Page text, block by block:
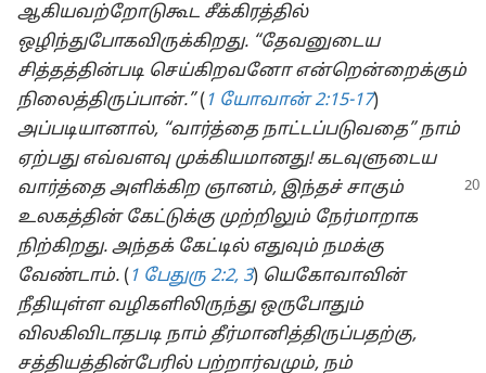
ஆகியவற்றோடுகூட சீக்கிரத்தில்
ஒழிந்துபோகவிருக்கிறது. “தேவனுடைய
சித்தத்தின்படி செய்கிறவனோ என்றென்றைக்கும்
நிலைத்திருப்பான்.”( 1 யோவான் 2:15-17)
அப்படியானால், “வார்த்தை நாட்டப்படுவதை” நாம்
ஏற்பது எவ்வளவு முக்கியமானது! கடவுளுடைய
வார்த்தை அளிக்கிற ஞானம், இந்தச் சாகும்
உலகத்தின் கேட்டுக்கு முற்றிலும் நேர்மாறாக
நிற்கிறது. அந்தக் கேட்டில் எதுவும் நமக்கு
வேண்டாம். ( 1 பேதுரு 2:2, 3) யெகோவாவின்
நீதியுள்ள வழிகளிலிருந்து ஒருபோதும்
விலகிவிடாதபடி நாம் தீர்மானித்திருப்பதற்கு,
சத்தியத்தின்பேரில் பற்றார்வமும், நம்